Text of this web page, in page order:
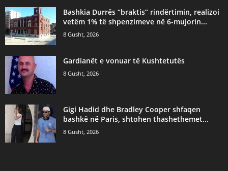
Bashkia Durrës “braktis” rindërtimin, realizoi
vetëm 1% të shpenzimeve në 6-mujorin...
8 Gusht, 2026
Gardianët e vonuar të Kushtetutës
8 Gusht, 2026
Gigi Hadid dhe Bradley Cooper shfaqen
bashkë në Paris, shtohen thashethemet...
8 Gusht, 2026